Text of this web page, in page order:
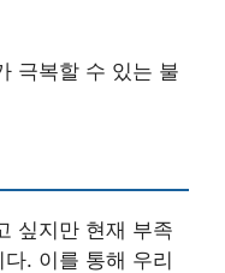
극복할 수 있는 불
싶지만 현재 부족
. 이를 통해 우리